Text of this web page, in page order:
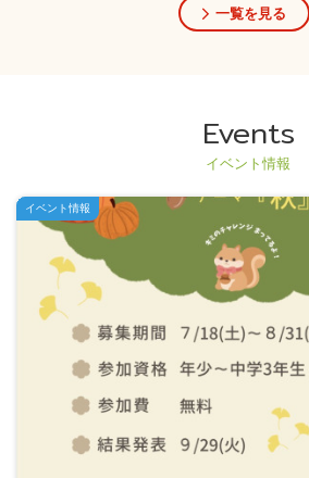
一覧を見る
Events
イベント情報
イベント情報